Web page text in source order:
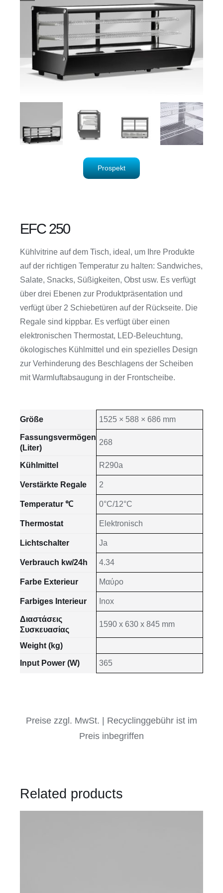
Prospekt
EFC 250
Kühlvitrine auf dem Tisch, ideal, um Ihre Produkte
auf der richtigen Temperatur zu halten: Sandwiches,
Salate, Snacks, Süßigkeiten, Obst usw. Es verfügt
über drei Ebenen zur Produktpräsentation und
verfügt über 2 Schiebetüren auf der Rückseite. Die
Regale sind kippbar. Es verfügt über einen
elektronischen Thermostat, LED-Beleuchtung,
ökologisches Kühlmittel und ein spezielles Design
zur Verhinderung des Beschlagens der Scheiben
mit Warmluftabsaugung in der Frontscheibe.
Größe 1525 × 588 × 686 mm
Fassungsvermögen
(Liter)
268
Kühlmittel R290a
Verstärkte Regale 2
Temperatur ℃ 0°C/12°C
Thermostat Elektronisch
Lichtschalter Ja
Verbrauch kw/24h 4.34
Farbe Exterieur Μαύρο
Farbiges Interieur Inox
Διαστάσεις
Συσκευασίας
1590 x 630 x 845 mm
Weight (kg)
Input Power (W) 365
Preise zzgl. MwSt. | Recyclinggebühr ist im
Preis inbegriffen
Related products